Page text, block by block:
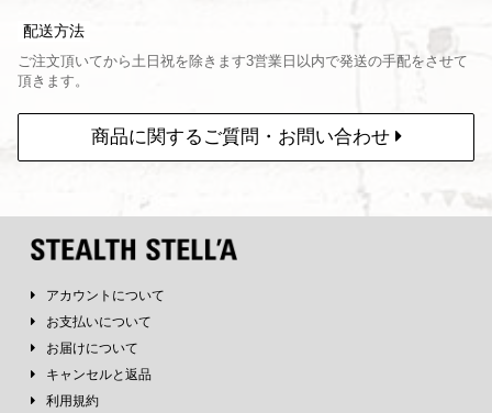
配送方法
ご注文頂いてから土日祝を除きます3営業日以内で発送の手配をさせて
頂きます。
商品に関するご質問・お問い合わせ
アカウントについて
お支払いについて
お届けについて
キャンセルと返品
利用規約